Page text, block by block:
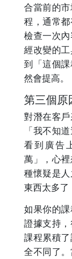
合當前的
程，通常
檢查一次
經改變的
到「這個
然會提高。
第三個原
對潛在客
「我不知
看到廣告
萬」，心
種懷疑是
東西太多了
如果你的
證據支持
課程累積
全不同了